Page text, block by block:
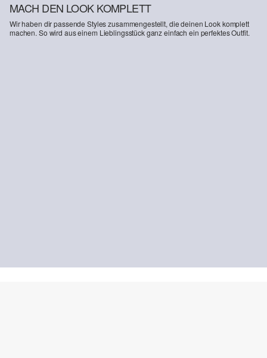
MACH DEN LOOK KOMPLETT
Wir haben dir passende Styles zusammengestellt, die deinen Look komplett
machen. So wird aus einem Lieblingsstück ganz einfach ein perfektes Outfit.